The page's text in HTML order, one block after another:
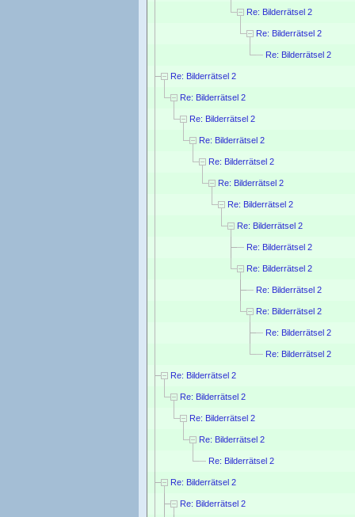
Re: Bilderrätsel 2
Re: Bilderrätsel 2
Re: Bilderrätsel 2
Re: Bilderrätsel 2
Re: Bilderrätsel 2
Re: Bilderrätsel 2
Re: Bilderrätsel 2
Re: Bilderrätsel 2
Re: Bilderrätsel 2
Re: Bilderrätsel 2
Re: Bilderrätsel 2
Re: Bilderrätsel 2
Re: Bilderrätsel 2
Re: Bilderrätsel 2
Re: Bilderrätsel 2
Re: Bilderrätsel 2
Re: Bilderrätsel 2
Re: Bilderrätsel 2
Re: Bilderrätsel 2
Re: Bilderrätsel 2
Re: Bilderrätsel 2
Re: Bilderrätsel 2
Re: Bilderrätsel 2
Re: Bilderrätsel 2